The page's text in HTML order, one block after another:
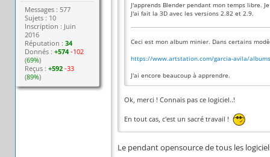
Messages : 577
Sujets : 10
Inscription : Juin
2016
Réputation :34
Donnés :+574 -102
(69%)
Reçus :+592 -33
(89%)
J'apprends Blender pendant mon temps libre.
J'ai fait la 3D avec les versions 2.82 et 2.9.
Ceci est mon album minier. Dans certains
https://www.artstation.com/garcia-avila/
J'ai encore beaucoup à apprendre.
Ok, merci ! Connais pas ce logiciel..!
En tout cas, c'est un sacré travail !
Le pendant opensource de tous les